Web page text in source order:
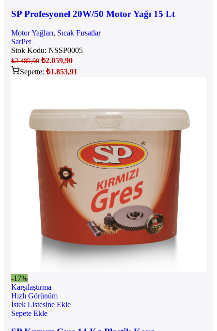
SP Profesyonel 20W/50 Motor Yağı 15 Lt
Motor Yağları, Sıcak Fırsatlar
SarPet
Stok Kodu: NSSP0005
₺2.489,90 ₺2.059,90
Sepette: ₺1.853,91
-17%
Karşılaştırma
Hızlı Görünüm
İstek Listesine Ekle
Sepete Ekle